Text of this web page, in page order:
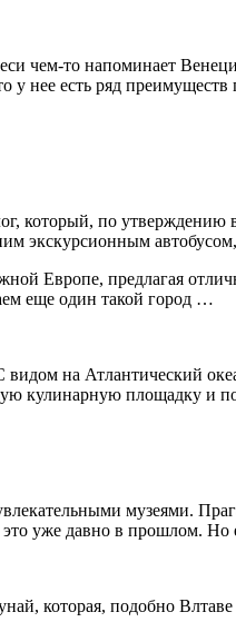
чем-то напоминает
у нее есть ряд
по утверждению
экскурсионным
Европе, предлагая
еще один такой город …
на Атлантический
кулинарную площадку и
музеями.
уже давно в прошлом. Но
которая, подобно